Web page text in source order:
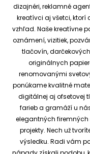
dizajnéri, reklamné
kreatívci aj všetci,
vzhľad. Naše kreatívne
oznámení, vizitiek,
tlačovín,
originálnych
renomovanými
ponúkame kvalitné
digitálnej aj ofsetovej
farieb a gramáží u
elegantných
projekty. Nech už
výsledku. Radi vám